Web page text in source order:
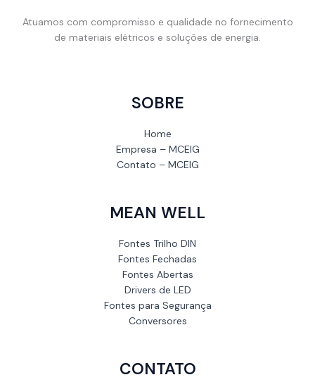
Atuamos com compromisso e qualidade no fornecimento
de materiais elétricos e soluções de energia.
SOBRE
Home
Empresa – MCEIG
Contato – MCEIG
MEAN WELL
Fontes Trilho DIN
Fontes Fechadas
Fontes Abertas
Drivers de LED
Fontes para Segurança
Conversores
CONTATO